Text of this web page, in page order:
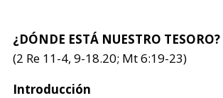
¿DÓNDE ESTÁ NUESTRO TESORO?
(2 Re 11-4, 9-18.20; Mt 6:19-23)
Introducción